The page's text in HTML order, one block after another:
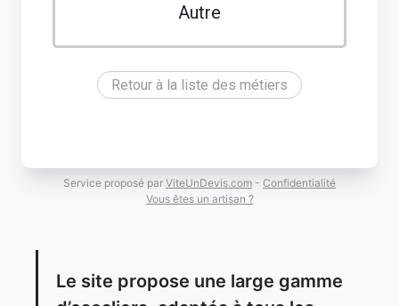
Autre
Retour à la liste des métiers
Service proposé par ViteUnDevis.com - Confidentialité
Vous êtes un artisan ?
Le site propose une large gamme